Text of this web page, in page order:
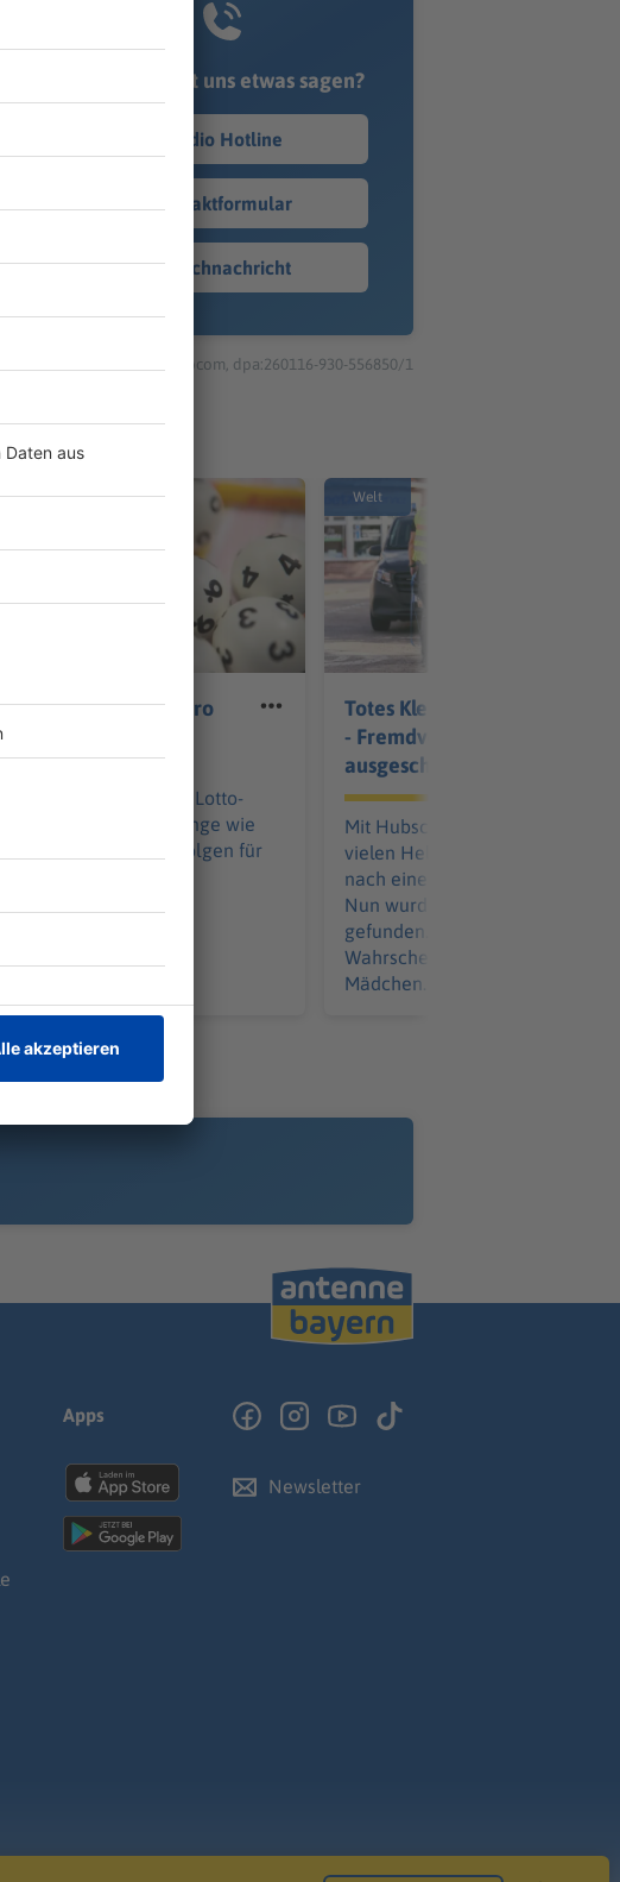
Du möchtest uns etwas sagen?
Studio Hotline
Kontaktformular
Sprachnachricht
© dpa-infocom, dpa:260116-930-556850/1
50 Millionen Euro
Lotto-Jackpot
38 Ziehungen ist der Lotto-
unberührt - so lange wie
nie. Das hat auch Folgen für
Welt
Totes Kleinkind gefunden
- Fremdverschulden
ausgeschlossen
Mit Hubschrauber, Drohnen und
vielen Helfern suchte die Polizei
nach einer vermissten
Nun wurde ein totes Kleinkind
gefunden. Es ist mit hoher
Wahrscheinlichkeit das kleine
Mädchen.
Apps
Newsletter